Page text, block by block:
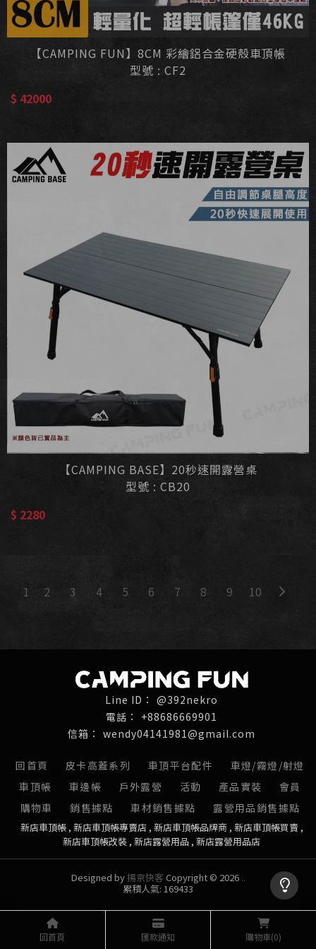
【CAMPING FUN】8CM 彩繪鋁合金硬殼車頂帳
型號 : CF2
$ 42000
【CAMPING BASE】20秒速開露營桌
型號 : CB20
$ 2280
1 2 3 4 5 6 7 8 9 10
回首頁 匯款通知 購物車(0)
@392nekro
+88686669901
wendy04141981@gmail.com
回首頁 皮卡高蓋系列 車頂平台配件
車燈/霧燈/射燈
車頂帳
車邊帳 戶外露營 活動 產品實裝
會員
購物車
銷售據點 車材銷售據點 露營用品銷售據點
新店車頂帳 新店車頂帳專賣店 新店車頂帳品牌商 新店車頂帳買賣
新店車頂帳改裝 新店露營用品 新店露營用品店
Designed by揚京快客 Copyright © 2026 ..
累積人氣: 169433